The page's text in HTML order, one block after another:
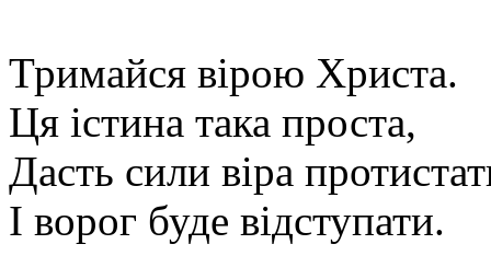
Тримайся вірою Христа.
Ця істина така проста,
Дасть сили віра
І ворог буде відступати.